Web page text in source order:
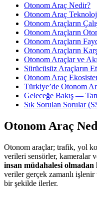
​Otonom Araç Nedir?
Otonom Araç
Otonom Araçların
Otonom Araçların
Otonom Araçların
Otonom Araçların
Otonom Araçlar ve
Sürücüsüz Araçların
Otonom Araç
Türkiye’de Otonom
Geleceğe Bakış —
Sık Sorulan Sorular
​Otonom Araç
Otonom araçlar; trafik, yol
verileri sensörler, kameralar
insan müdahalesi olmadan
veriler gerçek zamanlı
bir şekilde ilerler.